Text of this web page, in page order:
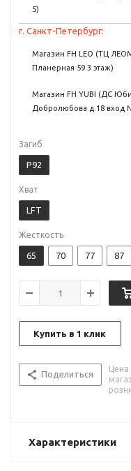
5)
г. Санкт-Петербург:
Магазин FH LEO (ТЦ
Планерная 59 3 этаж)
Магазин FH YUBI (ДС
Добролюбова д.18 вход
Загиб
P92
Хват
LFT
Жесткость
65 70 77 87
Купить в 1 клик
Поделиться
Цена
Характеристики